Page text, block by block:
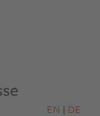
EN DE